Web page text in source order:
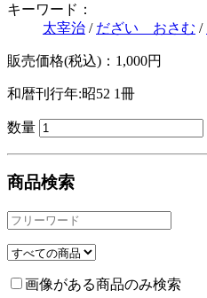
キーワード：
太宰治 / だざい おさむ /
販売価格(税込)：1,000円
和暦刊行年:昭52 1冊
数量
商品検索
画像がある商品のみ検索